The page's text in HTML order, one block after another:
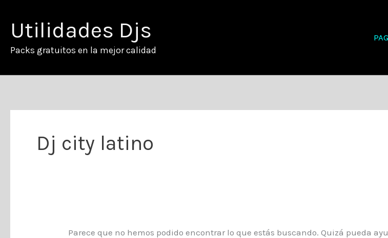
contenido
Utilidades Djs
Packs gratuitos en la mejor calidad
Dj city latino
Parece que no hemos podido encontrar lo que estás buscando. Quizá pueda